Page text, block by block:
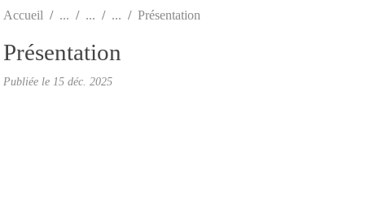
Accueil Présentation
Présentation
Publiée le 15 déc. 2025